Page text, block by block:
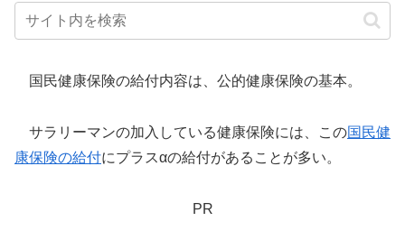
国民健康保険の給付内容は、公的健康保険の基本。
サラリーマンの加入している健康保険には、この国民健
康保険の給付にプラスαの給付があることが多い。
PR